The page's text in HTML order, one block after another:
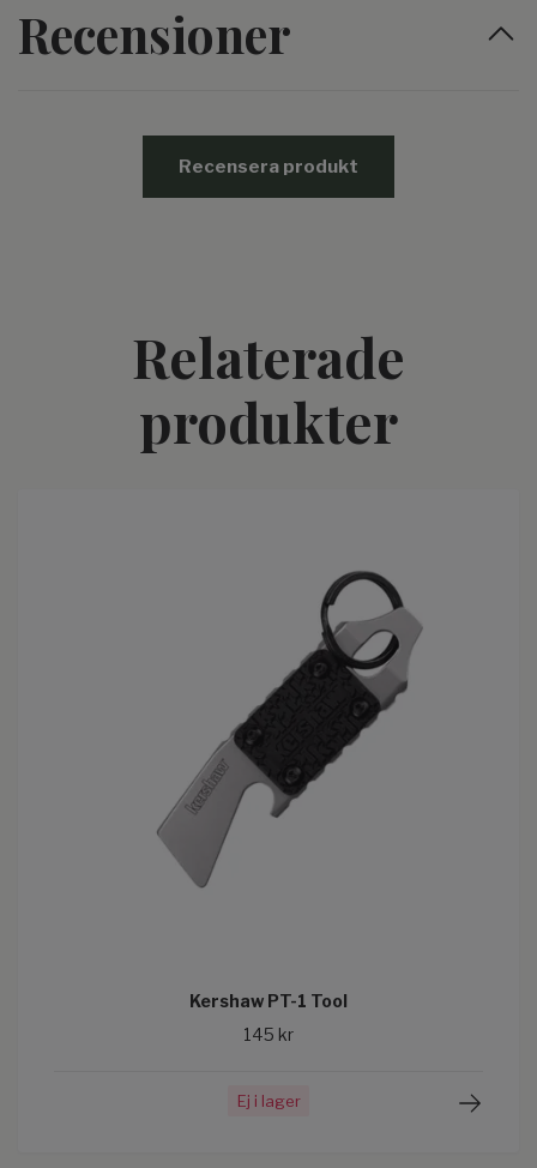
Recensioner
Recensera produkt
Relaterade
produkter
Kershaw PT-1 Tool
145 kr
Ej i lager